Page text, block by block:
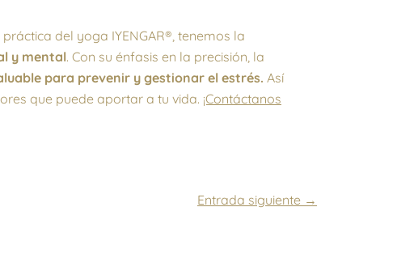
del yoga IYENGAR®, tenemos la
y mental. Con su énfasis en la precisión, la
para prevenir y gestionar el estrés. Así
que puede aportar a tu vida. ¡Contáctanos
Entrada siguiente →